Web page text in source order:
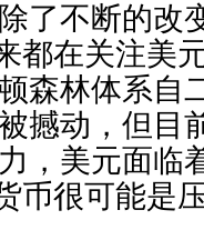
了不断的改
都在关注美
森林体系自
撼动，但目
，美元面临
币很可能是